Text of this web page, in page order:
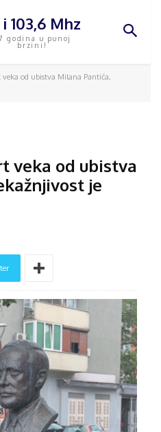
i 103,6 Mhz
godina u punoj
brzini!
od ubistva Milana Pantića,
veka od ubistva
je